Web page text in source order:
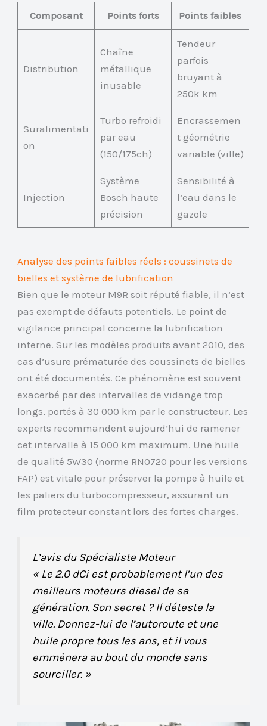
Composant Points forts Points faibles
Distribution
Chaîne
métallique
inusable
Tendeur
parfois
bruyant à
250k km
Suralimentati
on
Turbo refroidi
par eau
(150/175ch)
Encrassemen
t géométrie
variable (ville)
Injection
Système
Bosch haute
précision
Sensibilité à
l’eau dans le
gazole
Analyse des points faibles réels : coussinets de
bielles et système de lubrification
Bien que le moteur M9R soit réputé fiable, il n’est
pas exempt de défauts potentiels. Le point de
vigilance principal concerne la lubrification
interne. Sur les modèles produits avant 2010, des
cas d’usure prématurée des coussinets de bielles
ont été documentés. Ce phénomène est souvent
exacerbé par des intervalles de vidange trop
longs, portés à 30 000 km par le constructeur. Les
experts recommandent aujourd’hui de ramener
cet intervalle à 15 000 km maximum. Une huile
de qualité 5W30 (norme RN0720 pour les versions
FAP) est vitale pour préserver la pompe à huile et
les paliers du turbocompresseur, assurant un
film protecteur constant lors des fortes charges.
L’avis du Spécialiste Moteur
« Le 2.0 dCi est probablement l’un des
meilleurs moteurs diesel de sa
génération. Son secret ? Il déteste la
ville. Donnez-lui de l’autoroute et une
huile propre tous les ans, et il vous
emmènera au bout du monde sans
sourciller. »